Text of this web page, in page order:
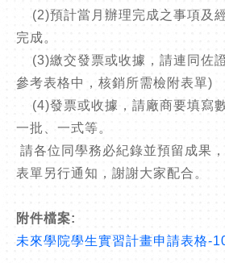
(2)預計當月辦理完成之事項及
完成。
(3)繳交發票或收據，請連同佐
參考表格中，核銷所需檢附表單)
(4)發票或收據，請廠商要填寫
一批、一式等。
請各位同學務必紀錄並預留成果
表單另行通知，謝謝大家配合。
附件檔案:
未來學院學生實習計畫申請表格-